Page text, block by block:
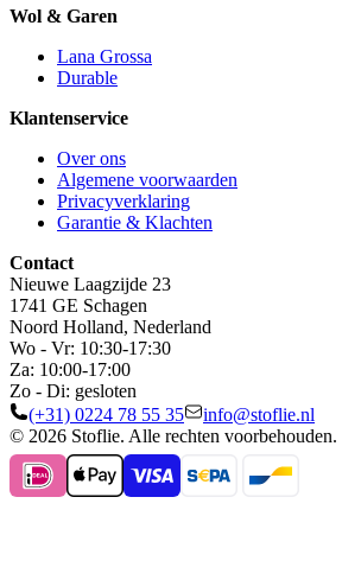
Wol & Garen
Lana Grossa
Durable
Klantenservice
Over ons
Algemene voorwaarden
Privacyverklaring
Garantie & Klachten
Contact
Nieuwe Laagzijde 23
1741 GE Schagen
Noord Holland, Nederland
Wo - Vr: 10:30-17:30
Za: 10:00-17:00
Zo - Di: gesloten
(+31) 0224 78 55 35
info@stoflie.nl
© 2026 Stoflie. Alle rechten voorbehouden.